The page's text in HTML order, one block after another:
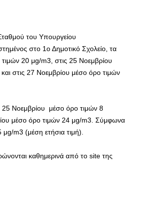
του Υπουργείου
στο 1ο Δημοτικό Σχολείο, τα
20 μg/m3, στις 25 Νοεμβρίου
στις 27 Νοεμβρίου μέσο όρο τιμών
25 Νοεμβρίου μέσο όρο τιμών 8
μέσο όρο τιμών 24 μg/m3. Σύμφωνα
μg/m3 (μέση ετήσια τιμή).
καθημερινά από το site της